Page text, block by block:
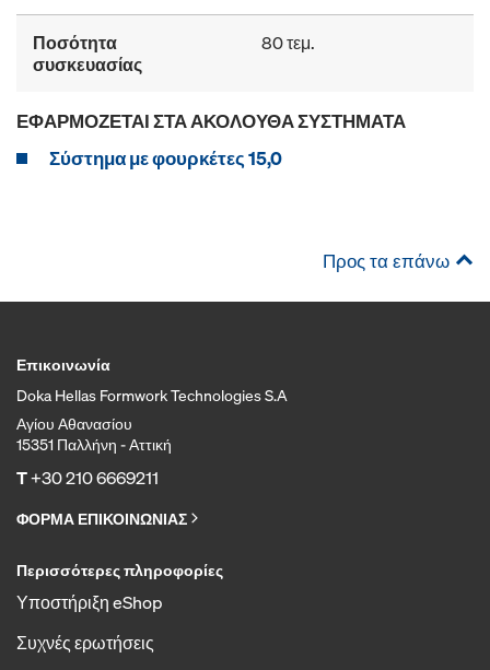
Ποσότητα
συσκευασίας
80 τεμ.
ΕΦΑΡΜΌΖΕΤΑΙ ΣΤΑ ΑΚΌΛΟΥΘΑ ΣΥΣΤΉΜΑΤΑ
Σύστημα με φουρκέτες 15,0
Προς τα επάνω
Επικοινωνία
Doka Hellas Formwork Technologies S.A
Αγίου Αθανασίου
15351 Παλλήνη - Αττική
T+30 210 6669211
ΦΟΡΜΑ ΕΠΙΚΟΙΝΩΝΙΑΣ
Περισσότερες πληροφορίες
Υποστήριξη eShop
Συχνές ερωτήσεις